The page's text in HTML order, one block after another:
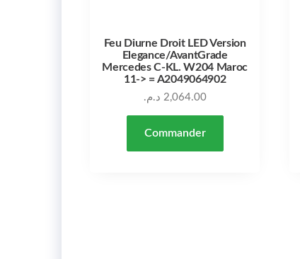
Feu Diurne Droit LED Version
Elegance/AvantGrade
Mercedes C-KL. W204 Maroc
11-> = A2049064902
2,064.00 د.م.
Commander